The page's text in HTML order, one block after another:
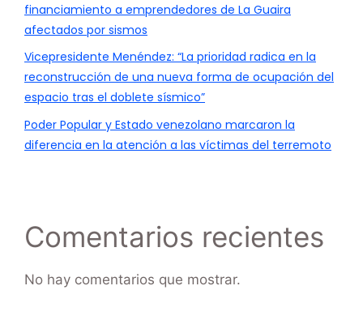
financiamiento a emprendedores de La Guaira
afectados por sismos
Vicepresidente Menéndez: “La prioridad radica en la
reconstrucción de una nueva forma de ocupación del
espacio tras el doblete sísmico”
Poder Popular y Estado venezolano marcaron la
diferencia en la atención a las víctimas del terremoto
Comentarios recientes
No hay comentarios que mostrar.